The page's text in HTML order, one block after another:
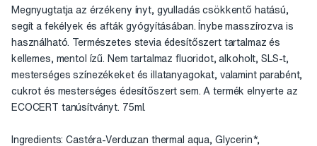
Megnyugtatja az érzékeny ínyt, gyulladás csökkentő hatású,
segít a fekélyek és afták gyógyításában. Ínybe masszírozva is
használható. Természetes stevia édesítőszert tartalmaz és
kellemes, mentol ízű. Nem tartalmaz fluoridot, alkoholt, SLS-t,
mesterséges színezékeket és illatanyagokat, valamint parabént,
cukrot és mesterséges édesítőszert sem. A termék elnyerte az
ECOCERT tanúsítványt. 75ml.
Ingredients: Castéra-Verduzan thermal aqua, Glycerin*,